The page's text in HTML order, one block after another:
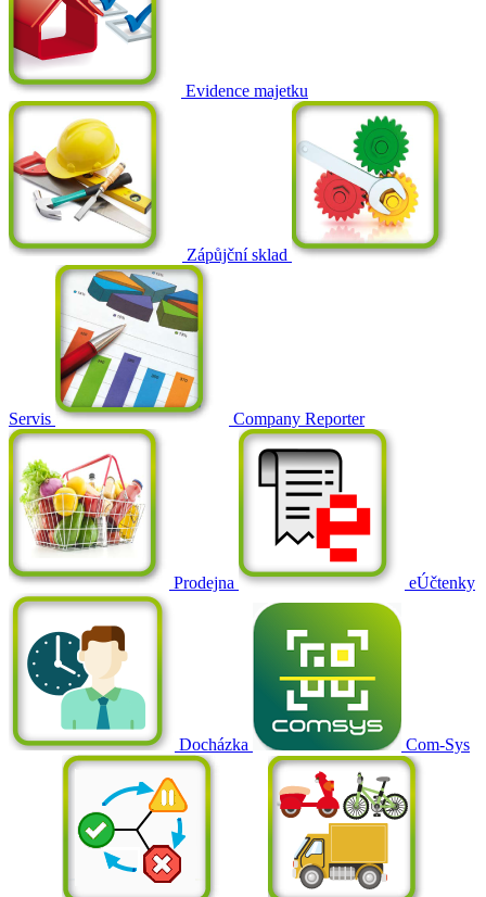
Evidence majetku
Zápůjční sklad
Servis Company Reporter
Prodejna eÚčtenky
Docházka Com-Sys